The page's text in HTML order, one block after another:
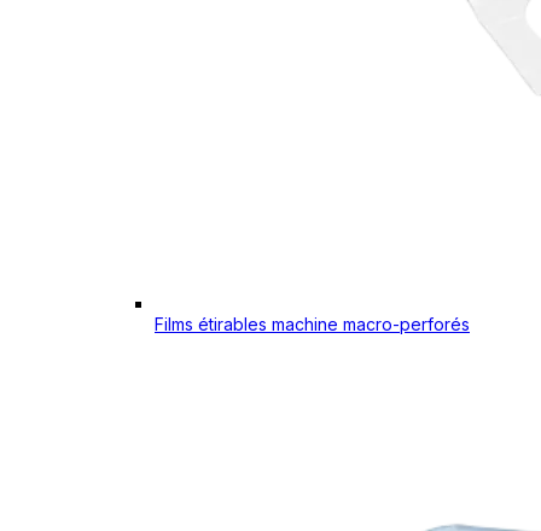
Films étirables machine macro-perforés